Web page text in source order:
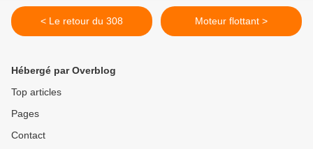
< Le retour du 308 Moteur flottant >
Hébergé par Overblog
Top articles
Pages
Contact